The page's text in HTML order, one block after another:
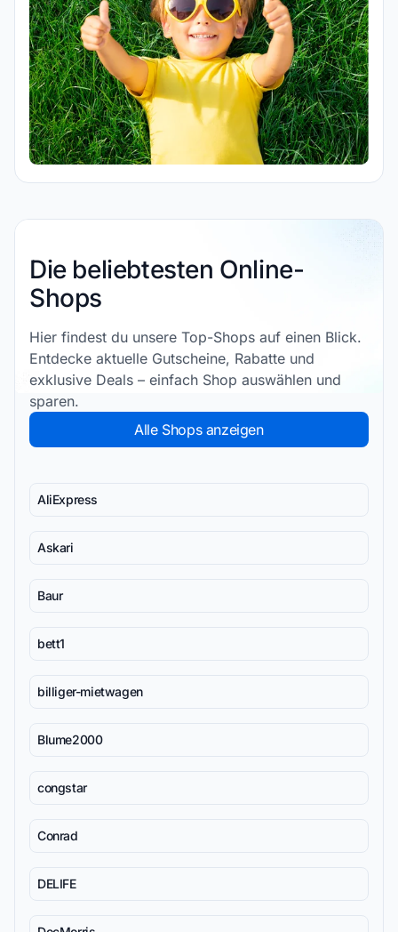
Die beliebtesten Online-
Shops
Hier findest du unsere Top-Shops auf einen Blick.
Entdecke aktuelle Gutscheine, Rabatte und
exklusive Deals – einfach Shop auswählen und
sparen.
Alle Shops anzeigen
AliExpress
Askari
Baur
bett1
billiger-mietwagen
Blume2000
congstar
Conrad
DELIFE